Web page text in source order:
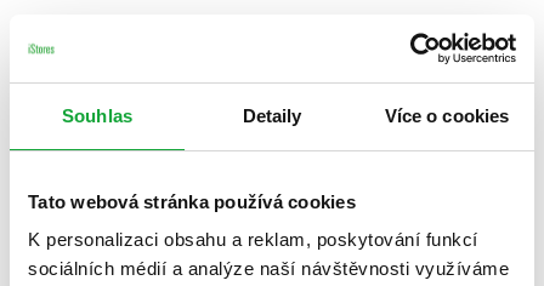
Souhlas Detaily Více o cookies
Tato webová stránka používá cookies
K personalizaci obsahu a reklam, poskytování funkcí
sociálních médií a analýze naší návštěvnosti využíváme